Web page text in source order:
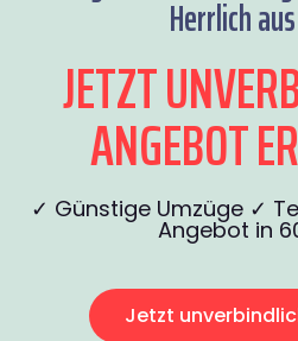
Herrlich
JETZT
ANGEBOT
✓ Günstige Umzüge ✓
Angebot in
Jetzt